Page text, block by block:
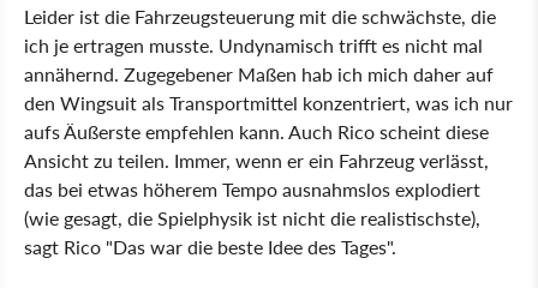
Leider ist die Fahrzeugsteuerung mit die schwächste, die
ich je ertragen musste. Undynamisch trifft es nicht mal
annähernd. Zugegebener Maßen hab ich mich daher auf
den Wingsuit als Transportmittel konzentriert, was ich nur
aufs Äußerste empfehlen kann. Auch Rico scheint diese
Ansicht zu teilen. Immer, wenn er ein Fahrzeug verlässt,
das bei etwas höherem Tempo ausnahmslos explodiert
(wie gesagt, die Spielphysik ist nicht die realistischste),
sagt Rico "Das war die beste Idee des Tages".